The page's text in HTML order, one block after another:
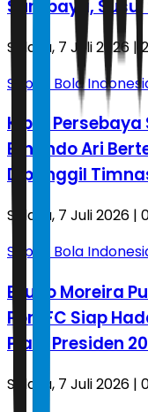
Surabaya,
Selasa, 7 Juli 2026 |
Sepak Bola
Kiper
Ernando Ari
Dipanggil
Selasa, 7 Juli 2026 |
Sepak Bola
Bruno Moreira
Port FC Siap
Piala Presiden
Selasa, 7 Juli 2026 |